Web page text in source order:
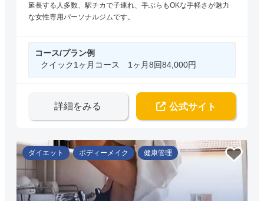
延長する人多数、駅チカで子連れ、手ぶらもOKな手軽さが魅力
な女性専用パーソナルジムです。
コース/プラン例
クイック1ヶ月コース 1ヶ月8回84,000円
詳細をみる 公式サイト
ダイエット ボディーメイク 健康管理